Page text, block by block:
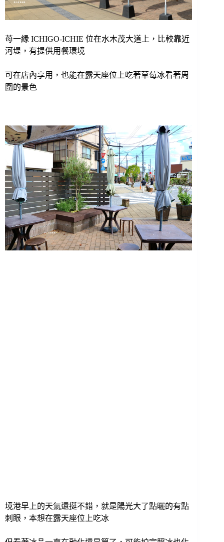
苺一縁 ICHIGO-ICHIE 位在水木茂大道上，比較靠近
河堤，有提供用餐環境
可在店內享用，也能在露天座位上吃著草莓冰看著周
圍的景色
境港早上的天氣還挺不錯，就是陽光大了點曬的有點
刺眼，本想在露天座位上吃冰